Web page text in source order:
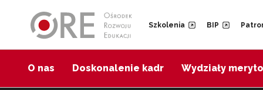
Szkolenia BIP
O nas Doskonalenie kadr Wydziały